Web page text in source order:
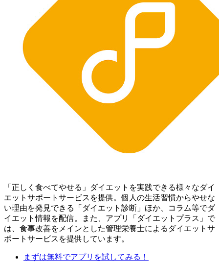
「正しく食べてやせる」ダイエットを実践できる様々なダイ
エットサポートサービスを提供。個人の生活習慣からやせな
い理由を発見できる「ダイエット診断」ほか、コラム等でダ
イエット情報を配信。 また、アプリ「ダイエットプラス」で
は、食事改善をメインとした管理栄養士によるダイエットサ
ポートサービスを提供しています。
まずは無料でアプリを試してみる！